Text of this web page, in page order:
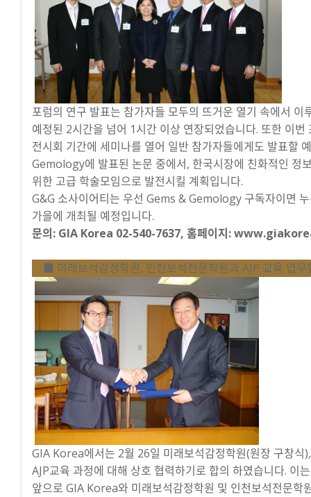
포럼의 연구 발표는 참가자들 모두의 뜨거운 열기 속에서
예정된 2시간을 넘어 1시간 이상 연장되었습니다. 또한 이
전시회 기간에 세미나를 열어 일반 참가자들에게도 발표할
Gemology에 발표된 논문 중에서, 한국시장에 친화적인 정
위한 고급 학술모임으로 발전시킬 계획입니다.
G&G 소사이어티는 우선 Gems & Gemology 구독자이면
가을에 개최될 예정입니다.
문의: GIA Korea 02-540-7637, 홈페이지:
■ 미래보석감정학원, 인천보석전문학원과 AJP 교육 업무
GIA Korea에서는 2월 26일 미래보석감정학원(원장 구창식
AJP교육 과정에 대해 상호 협력하기로 합의 하였습니다. 이
앞으로 GIA Korea와 미래보석감정학원 및 인천보석전문학